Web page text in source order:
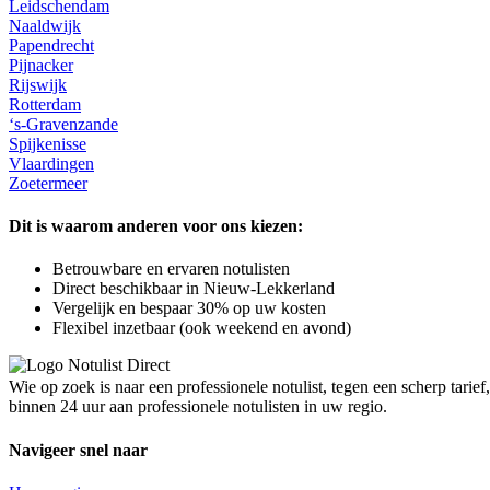
Leidschendam
Naaldwijk
Papendrecht
Pijnacker
Rijswijk
Rotterdam
‘s-Gravenzande
Spijkenisse
Vlaardingen
Zoetermeer
Dit is waarom anderen voor ons kiezen:
Betrouwbare en ervaren notulisten
Direct beschikbaar in Nieuw-Lekkerland
Vergelijk en bespaar 30% op uw kosten
Flexibel inzetbaar (ook weekend en avond)
Wie op zoek is naar een professionele notulist, tegen een scherp
binnen 24 uur aan professionele notulisten in uw regio.
Navigeer snel naar